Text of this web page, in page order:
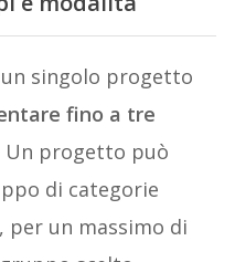
singolo progetto
fino a tre
Un progetto può
di categorie
per un massimo di